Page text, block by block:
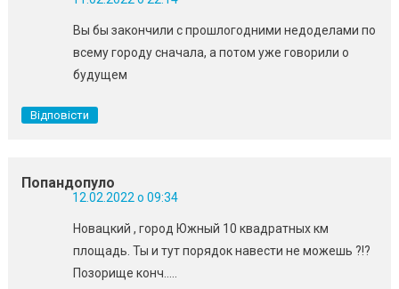
Вы бы закончили с прошлогодними недоделами по
всему городу сначала, а потом уже говорили о
будущем
Відповісти
Попандопуло
12.02.2022 о 09:34
Новацкий , город Южный 10 квадратных км
площадь. Ты и тут порядок навести не можешь ?!?
Позорище конч…..